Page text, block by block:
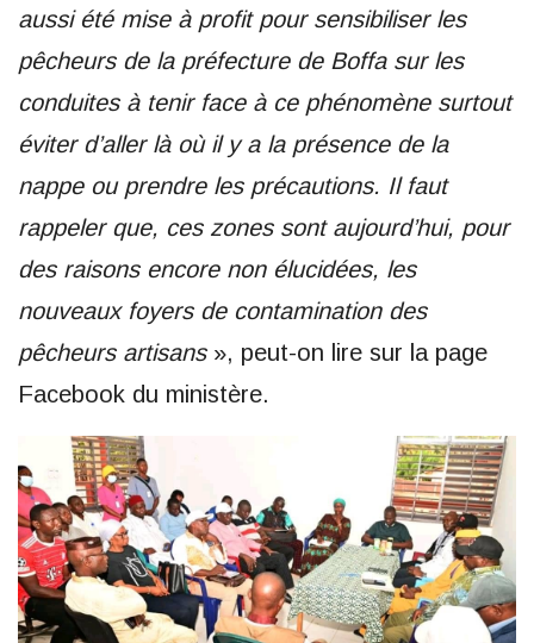
aussi été mise à profit pour sensibiliser les
pêcheurs de la préfecture de Boffa sur les
conduites à tenir face à ce phénomène surtout
éviter d’aller là où il y a la présence de la
nappe ou prendre les précautions. Il faut
rappeler que, ces zones sont aujourd’hui, pour
des raisons encore non élucidées, les
nouveaux foyers de contamination des
pêcheurs artisans», peut-on lire sur la page
Facebook du ministère.